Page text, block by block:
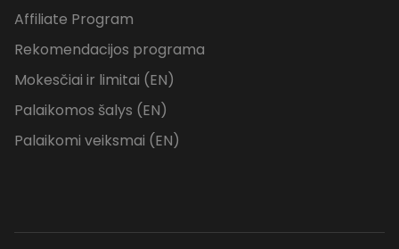
Affiliate Program
Rekomendacijos programa
Mokesčiai ir limitai (EN)
Palaikomos šalys (EN)
Palaikomi veiksmai (EN)